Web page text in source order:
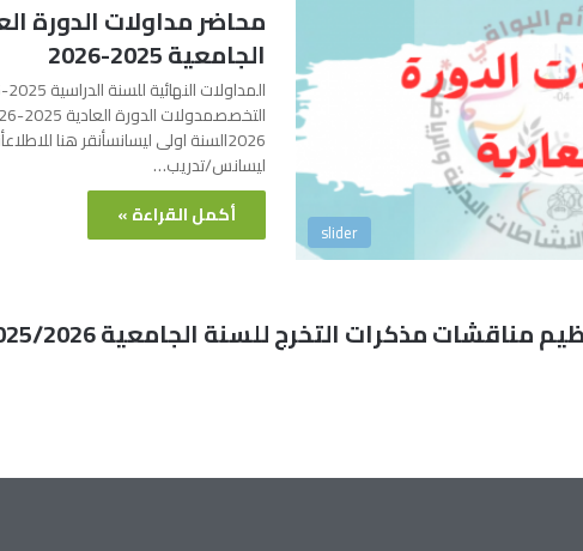
slider
محاضر مداولات الدورة
الجامعية 2025-2026
2026السنة اولى ليسانسأنقر هنا
ليسانس/تدريب…
أكمل القراءة »
مذكرات التخرج للسنة الجامعية 2025/2026: